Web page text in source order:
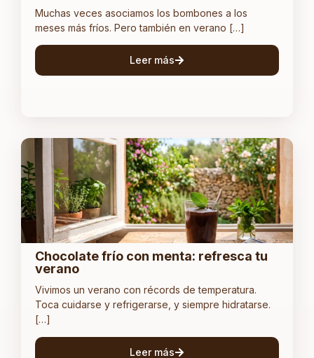
Muchas veces asociamos los bombones a los
meses más fríos. Pero también en verano […]
Leer más
Chocolate frío con menta: refresca tu
verano
Vivimos un verano con récords de temperatura.
Toca cuidarse y refrigerarse, y siempre hidratarse.
[…]
Leer más